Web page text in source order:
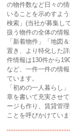
の物件数など日々の
いることを示めすよ
検索」(当社が募集し
扱う物件の全体の情
「新着物件」「地図
置き、より特化した
件情報は130件から
など、一件一件の情
ています。
「初めの一人暮らし
章を書いて充実させ
ージも作り、賃貸管
ことを呼びかけていま